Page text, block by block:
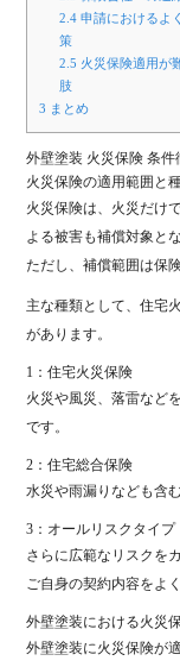
2.4 申請におけるよ
策
2.5 火災保険適用が
肢
3 まとめ
外壁塗装 火災保険 条件
火災保険の適用範囲と
火災保険は、火災だけ
よる被害も補償対象と
ただし、補償範囲は保
主な種類として、住宅
があります。
1：住宅火災保険
火災や風災、落雷など
です。
2：住宅総合保険
水災や雨漏りなども含
3：オールリスクタイプ
さらに広範なリスクを
ご自身の契約内容をよ
外壁塗装における火災
外壁塗装に火災保険が